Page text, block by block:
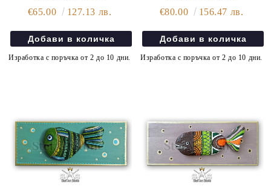
€65.00
127.13 лв.
Изработка с поръчка от 2 до 10 дни.
€80.00
156.47 лв.
Изработка с поръчка от 2 до 10 дни.